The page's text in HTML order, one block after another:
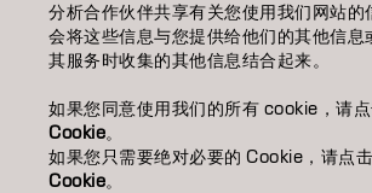
成为合作伙伴
联系我们
版权声明隐私政策Cookie 政策使用条款无障
分析合作伙伴共享有关您使用我们网站的
会将这些信息与您提供给他们的其他信息
其服务时收集的其他信息结合起来。
如果您同意使用我们的所有 cookie，请
Cookie。
如果您只需要绝对必要的 Cookie，请点
Cookie。